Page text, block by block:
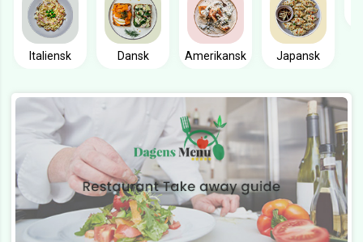
Italiensk Dansk Amerikansk Japansk